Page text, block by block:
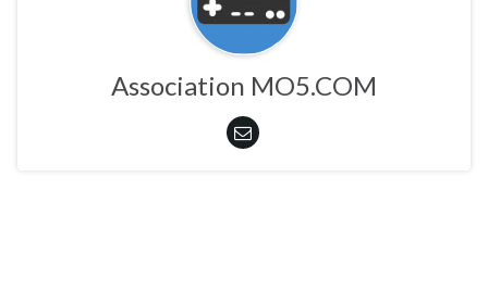
Association MO5.COM